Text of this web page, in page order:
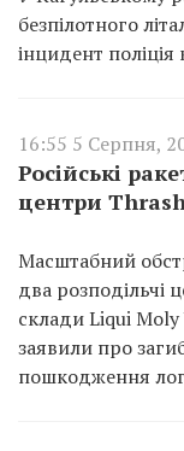
безпілотного
інцидент
16:55 5 Серпня,
Російські
центри
Масштабний
два розподільчі
склади Liqui
заявили про
пошкодження